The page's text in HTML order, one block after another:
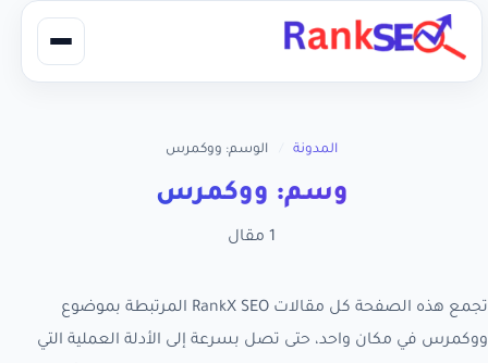
المدونة الوسم: ووكمرس
وسم: ووكمرس
1 مقال
تجمع هذه الصفحة كل مقالات RankX SEO المرتبطة بموضوع
ووكمرس في مكان واحد، حتى تصل بسرعة إلى الأدلة العملية التي